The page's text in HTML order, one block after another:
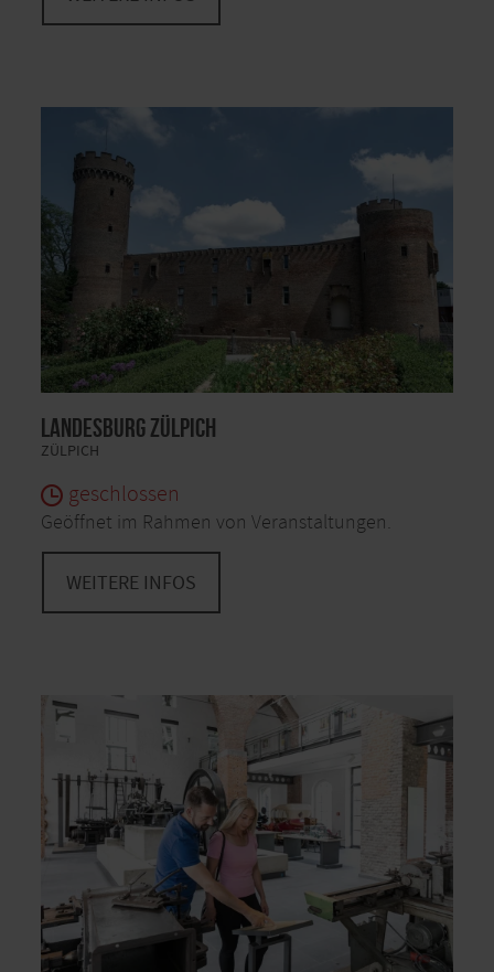
Landesburg Zülpich
ZÜLPICH
geschlossen
Geöffnet im Rahmen von Veranstaltungen.
WEITERE INFOS